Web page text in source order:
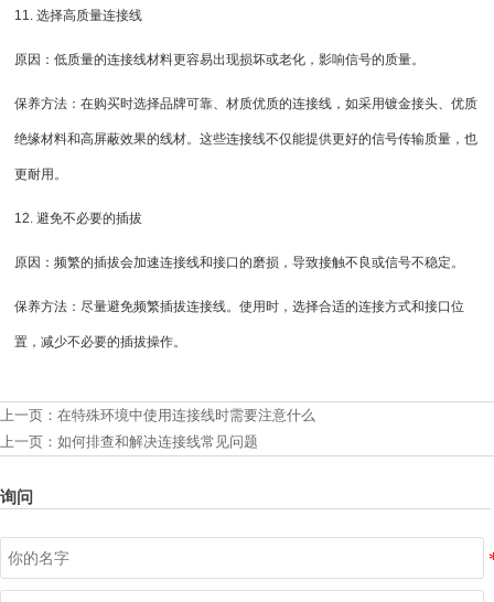
11. 选择高质量连接线
原因：低质量的连接线材料更容易出现损坏或老化，影响信号的质量。
保养方法：在购买时选择品牌可靠、材质优质的连接线，如采用镀金接头、优质
绝缘材料和高屏蔽效果的线材。这些连接线不仅能提供更好的信号传输质量，也
更耐用。
12. 避免不必要的插拔
原因：频繁的插拔会加速连接线和接口的磨损，导致接触不良或信号不稳定。
保养方法：尽量避免频繁插拔连接线。使用时，选择合适的连接方式和接口位
置，减少不必要的插拔操作。
上一页： 在特殊环境中使用连接线时需要注意什么
上一页： 如何排查和解决连接线常见问题
询问